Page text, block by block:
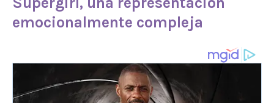
emocionalmente compleja